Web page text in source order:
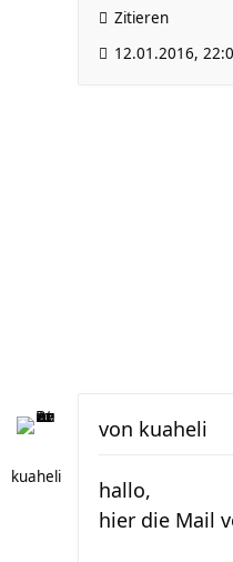
Zitieren
12.01.2016,
kuaheli
von kuaheli
hallo,
hier die Mail